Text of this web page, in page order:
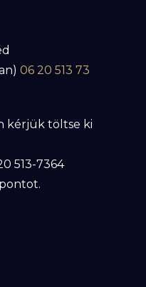
06 20 513 73
kérjük töltse ki
513-7364